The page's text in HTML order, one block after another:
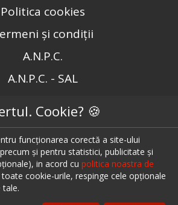
Politica cookies
și condiții
A.N.P.C.
A.N.P.C. - SAL
București
Restaurante Cluj
Timișoara
Brașov
Cookie? 🍪
funcționarea corectă a site-ului
și pentru statistici, publicitate și
in acord cu politica noastra de
cookie-urile, respinge cele opționale
tale.